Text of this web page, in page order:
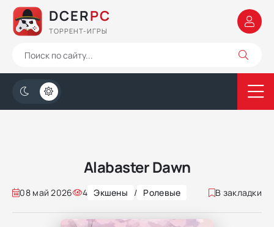
DCERPC
ТОРРЕНТ-ИГРЫ
Alabaster Dawn
08 май 2026 4 Экшены / Ролевые В закладки